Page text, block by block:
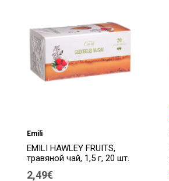
Emili
EMILI HAWLEY FRUITS,
травяной чай, 1,5 г, 20 шт.
2,49€